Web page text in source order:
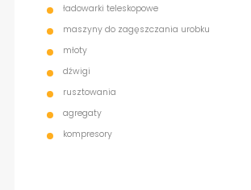
ładowarki teleskopowe
maszyny do zagęszczania urobku
młoty
dźwigi
rusztowania
agregaty
kompresory